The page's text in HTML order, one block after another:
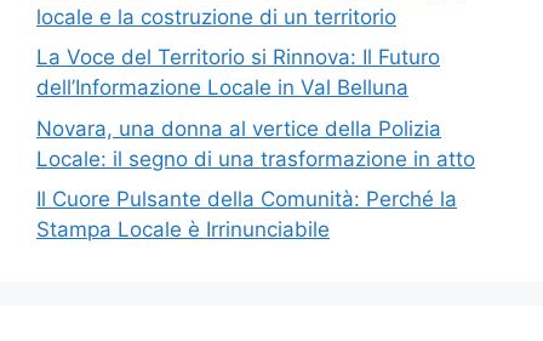
locale e la costruzione di un territorio
La Voce del Territorio si Rinnova: Il Futuro
dell’Informazione Locale in Val Belluna
Novara, una donna al vertice della Polizia
Locale: il segno di una trasformazione in atto
Il Cuore Pulsante della Comunità: Perché la
Stampa Locale è Irrinunciabile